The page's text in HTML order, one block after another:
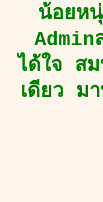
น้อยห
ได้ใจ ส
เดียว ม